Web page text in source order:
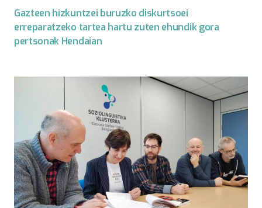
Gazteen hizkuntzei buruzko diskurtsoei
erreparatzeko tartea hartu zuten ehundik gora
pertsonak Hendaian